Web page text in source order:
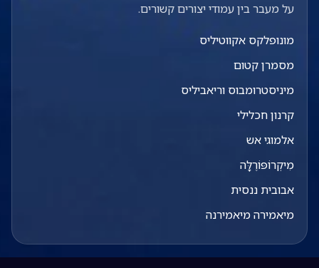
על מעבר בין עמודי יצורים קשורים.
מונופלקס אקווטיליס
מסמרן קטום
מיניסטרומבוס וריאביליס
קרנון חכלילי
אלמוגי אש
מִיקְרוֹפּוֹרֶלָּה
אבובית ננסית
מיאמירה מיאמירנה